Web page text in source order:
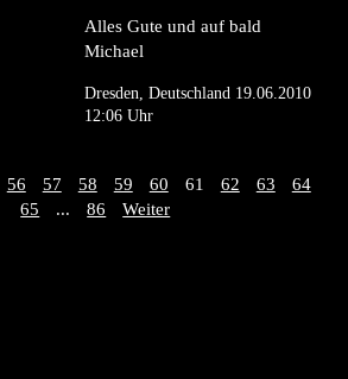
Alles Gute und auf bald
Michael
Dresden, Deutschland 19.06.2010
12:06 Uhr
56 57 58 59 60 61 62 63
64
65
... 86 Weiter